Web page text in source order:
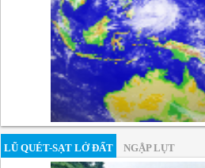
LŨ QUÉT-SẠT LỞ ĐẤT NGẬP LỤT